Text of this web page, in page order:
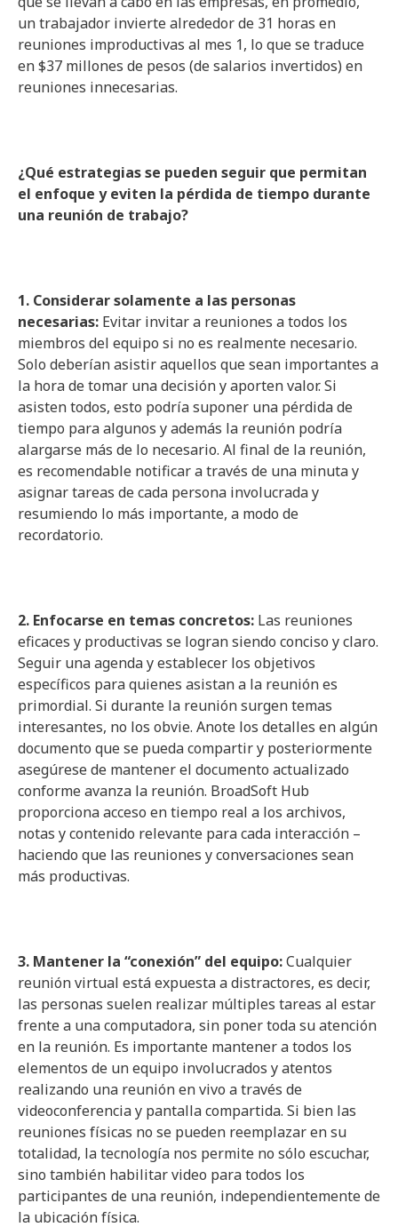
un trabajador invierte alrededor de 31 horas en
reuniones improductivas al mes 1, lo que se traduce
en $37 millones de pesos (de salarios invertidos) en
reuniones innecesarias.
¿Qué estrategias se pueden seguir que permitan
el enfoque y eviten la pérdida de tiempo durante
una reunión de trabajo?
1. Considerar solamente a las personas
necesarias: Evitar invitar a reuniones a todos los
miembros del equipo si no es realmente necesario.
Solo deberían asistir aquellos que sean importantes a
la hora de tomar una decisión y aporten valor. Si
asisten todos, esto podría suponer una pérdida de
tiempo para algunos y además la reunión podría
alargarse más de lo necesario. Al final de la reunión,
es recomendable notificar a través de una minuta y
asignar tareas de cada persona involucrada y
resumiendo lo más importante, a modo de
recordatorio.
2. Enfocarse en temas concretos: Las reuniones
eficaces y productivas se logran siendo conciso y claro.
Seguir una agenda y establecer los objetivos
específicos para quienes asistan a la reunión es
primordial. Si durante la reunión surgen temas
interesantes, no los obvie. Anote los detalles en algún
documento que se pueda compartir y posteriormente
asegúrese de mantener el documento actualizado
conforme avanza la reunión. BroadSoft Hub
proporciona acceso en tiempo real a los archivos,
notas y contenido relevante para cada interacción –
haciendo que las reuniones y conversaciones sean
más productivas.
3. Mantener la “conexión” del equipo:Cualquier
reunión virtual está expuesta a distractores, es decir,
las personas suelen realizar múltiples tareas al estar
frente a una computadora, sin poner toda su atención
en la reunión. Es importante mantener a todos los
elementos de un equipo involucrados y atentos
realizando una reunión en vivo a través de
videoconferencia y pantalla compartida. Si bien las
reuniones físicas no se pueden reemplazar en su
totalidad, la tecnología nos permite no sólo escuchar,
sino también habilitar video para todos los
participantes de una reunión, independientemente de
la ubicación física.